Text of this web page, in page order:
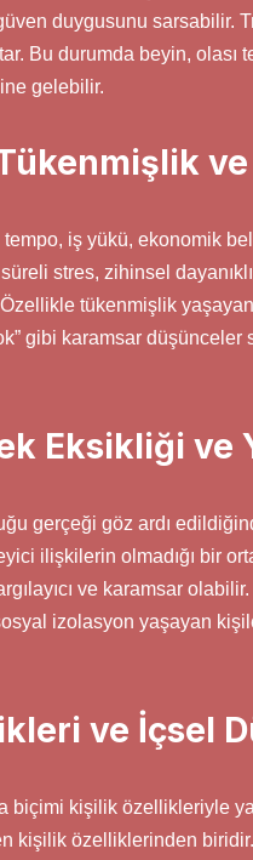
duygusunu sarsabilir.
Bu durumda beyin,
gelebilir.
tempo, iş yükü, ekonomik
stres, zihinsel
tükenmişlik
gibi karamsar
Eksikliği ve
gerçeği göz ardı
ilişkilerin olmadığı bir
ve karamsar
izolasyon yaşayan
ve İçsel
biçimi kişilik özellikleriyle
kişilik özelliklerinden